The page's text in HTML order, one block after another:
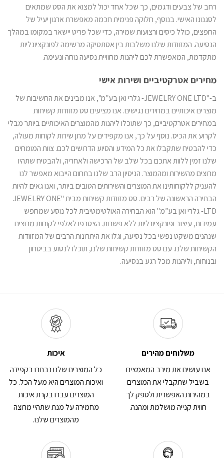
רחב של צבעים ודגמים, כך שכל אחד יכול למצוא את הסט שמתאים
לסגנונו האישי. בנוסף, חלוקה פנימית חכמה מאפשרת ארגון יעיל של
החפצים, כולל כיסים ורצועות שמירה, כדי שכל פריט יישאר במקומו במהלך
הנסיעה. המזוודות שלנו משלבות בין אסתטיקה מרשימה לפונקציונליות
מתקדמת, המאפשרת לכם ליהנות מחוויית נסיעה נוחה ונעימה.
מחירים אטרקטיביים ושירות אישי
ב-"JEWELRY ONE LTD- גלרי ואן בע”מ", אנו מבינים את החשיבות של
מוצרים איכותיים במחירים נגישים. אנו מציעים סט מזוודות קשיחות
במחירים אטרקטיביים, כך שתוכלו ליהנות מהמוצרים האיכותיים ביותר מבלי
לקרוע את הכיס. נוסף על כך, אנו מקפידים על מתן שירות לקוחות מעולה,
כדי להבטיח שתקבלו את כל המידע והסיוע הדרושים לכם. צוות המומחים
שלנו זמין ללוות אתכם בכל שלב של הרכישה ולאחריה, ולהבטיח שתהיו
מרוצים מהשירות ומהמוצר. הניסיון הרב שלנו בתחום הייבוא מאפשר לנו
להעניק ללקוחותינו את המוצרים והשירותים הטובים ביותר, ואנו גאים להיות
הבחירה הראשונה של רבים. סט מזוודות קשיחות מבית "JEWELRY ONE
LTD- גלרי ואן בע”מ" הוא הבחירה האולטימטיבית לכל נוסע שמחפש
עמידות, עיצוב ופונקציונליות ללא פשרות. הצטרפו לאלפי לקוחות מרוצים
שנהנים משקט נפשי בכל נסיעה, וגלו את היתרונות הרבים של המזוודות
הקשיחות שלנו. עם סט מזוודות קשיחות שלנו, תוכלו לנסוע בביטחון
ובנוחות, וליהנות מכל רגע בנסיעה.
משלוחים מהירים
אנו עושים את מירב המאמצים
בשביל שתקבלי את המוצרים
במהירות האפשרית ולספק לך
חווית קנייה מושלמת ומהנה.
איכות
כל המוצרים שלנו נבחרו בקפידה
ואיכות המוצרים היא מעל הכל. כל
המוצרים עברו בקרת איכות
מחמירה על מנת שתהיי מרוצה
מהמוצרים שלנו.